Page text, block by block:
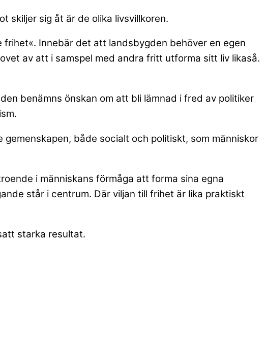
skiljer sig åt är de olika livsvillkoren.
Innebär det att landsbygden behöver en egen
av att i samspel med andra fritt utforma sitt liv likaså.
benämns önskan om att bli lämnad i fred av politiker
både socialt och politiskt, som människor
i människans förmåga att forma sina egna
står i centrum. Där viljan till frihet är lika praktiskt
starka resultat.